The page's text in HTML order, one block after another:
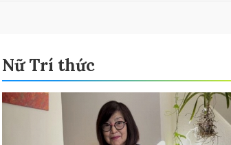
Nữ Trí thức